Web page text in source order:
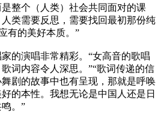
整个（人类）社会共同面对的课
类需要反思，需要找回最初那份纯
有的美好本质。”
的演唱非常精彩。“女高音的歌唱
词内容令人深思。”“歌词传递的信
剧的故事中也有呈现，那就是呼唤
的本性。我想无论是中国人还是日
。”